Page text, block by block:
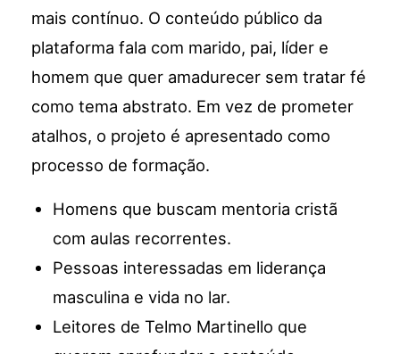
mais contínuo. O conteúdo público da
plataforma fala com marido, pai, líder e
homem que quer amadurecer sem tratar fé
como tema abstrato. Em vez de prometer
atalhos, o projeto é apresentado como
processo de formação.
Homens que buscam mentoria cristã
com aulas recorrentes.
Pessoas interessadas em liderança
masculina e vida no lar.
Leitores de Telmo Martinello que